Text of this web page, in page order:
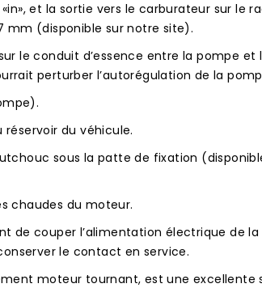
et la sortie vers le carburateur sur le
mm (disponible sur notre site).
le conduit d’essence entre la pompe
perturber l’autorégulation de la
du véhicule.
sous la patte de fixation
chaudes du moteur.
couper l’alimentation électrique de
le contact en service.
moteur tournant, est une excellente